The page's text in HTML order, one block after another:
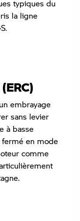
typiques du
la ligne
embrayage
sans levier
à basse
en mode
comme